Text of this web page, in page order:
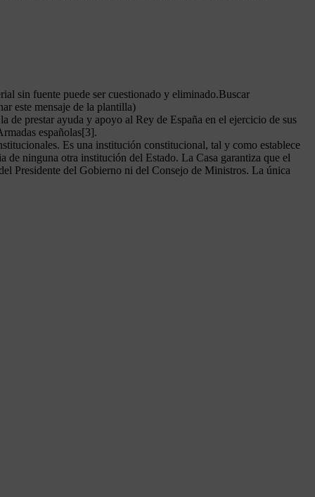
sin fuente puede ser cuestionado y eliminado.Buscar
este mensaje de la plantilla)
de prestar ayuda y apoyo al Rey de España en el ejercicio de sus
españolas[3].
Es una institución constitucional, tal y como establece
de ninguna otra institución del Estado. La Casa garantiza que el
Presidente del Gobierno ni del Consejo de Ministros. La única